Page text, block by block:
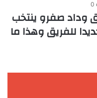
0
وداد صفرو ينتخب
للفريق وهذا ما